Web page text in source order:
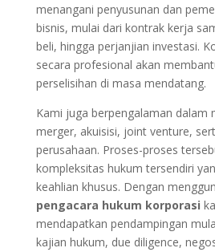
menangani penyusunan dan
bisnis, mulai dari kontrak kerja
beli, hingga perjanjian investasi.
secara profesional akan
perselisihan di masa mendatang.
Kami juga berpengalaman dalam
merger, akuisisi, joint venture,
perusahaan. Proses-proses
kompleksitas hukum tersendiri
keahlian khusus. Dengan
pengacara hukum korporasi
mendapatkan pendampingan
kajian hukum, due diligence,